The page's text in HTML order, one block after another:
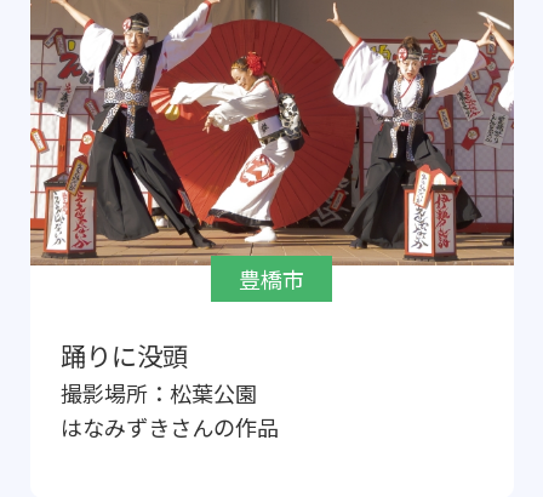
豊橋市
踊りに没頭
撮影場所： 松葉公園
はなみずきさんの作品